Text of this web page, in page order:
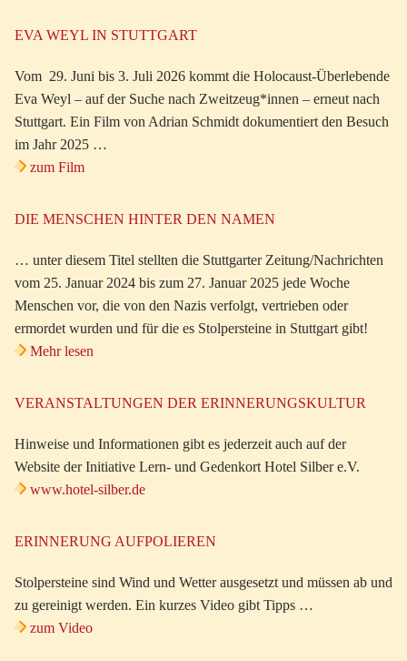
EVA WEYL IN STUTTGART
Vom 29. Juni bis 3. Juli 2026 kommt die Holocaust-Überlebende
Eva Weyl – auf der Suche nach Zweitzeug*innen – erneut nach
Stuttgart. Ein Film von Adrian Schmidt dokumentiert den Besuch
im Jahr 2025 …
zum Film
DIE MENSCHEN HINTER DEN NAMEN
… unter diesem Titel stellten die Stuttgarter Zeitung/Nachrichten
vom 25. Januar 2024 bis zum 27. Januar 2025 jede Woche
Menschen vor, die von den Nazis verfolgt, vertrieben oder
ermordet wurden und für die es Stolpersteine in Stuttgart gibt!
Mehr lesen
VERANSTALTUNGEN DER ERINNERUNGSKULTUR
Hinweise und Informationen gibt es jederzeit auch auf der
Website der Initiative Lern- und Gedenkort Hotel Silber e.V.
www.hotel-silber.de
ERINNERUNG AUFPOLIEREN
Stolpersteine sind Wind und Wetter ausgesetzt und müssen ab und
zu gereinigt werden. Ein kurzes Video gibt Tipps …
zum Video